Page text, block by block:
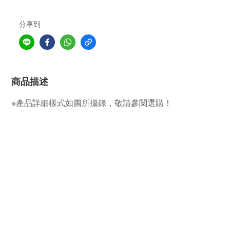
分享到
商品描述
※產品詳細樣式如圖所攝錄，敬請參閱選購！